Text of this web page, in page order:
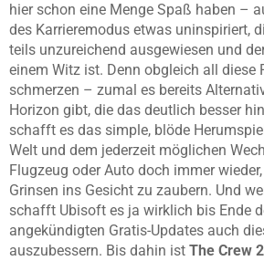
hier schon eine Menge Spaß haben –
des Karrieremodus etwas uninspiriert,
teils unzureichend ausgewiesen und
einem Witz ist. Denn obgleich all diese
schmerzen – zumal es bereits
Horizon gibt, die das deutlich besser
schafft es das simple, blöde
Welt und dem jederzeit möglichen
Flugzeug oder Auto doch immer
Grinsen ins Gesicht zu zaubern. Und
schafft Ubisoft es ja wirklich bis Ende
angekündigten Gratis-Updates auch
auszubessern. Bis dahin ist The Crew 2